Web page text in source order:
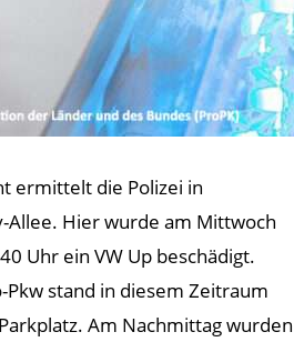
ermittelt die Polizei in
Allee. Hier wurde am Mittwoch
Uhr ein VW Up beschädigt.
stand in diesem Zeitraum
Am Nachmittag wurden